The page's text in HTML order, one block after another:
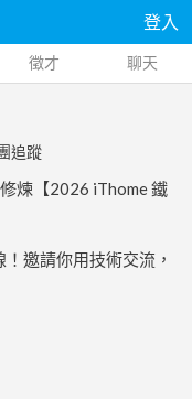
登入
徵才 聊天
追蹤
煉【2026 iThome 鐵
邀請你用技術交流，